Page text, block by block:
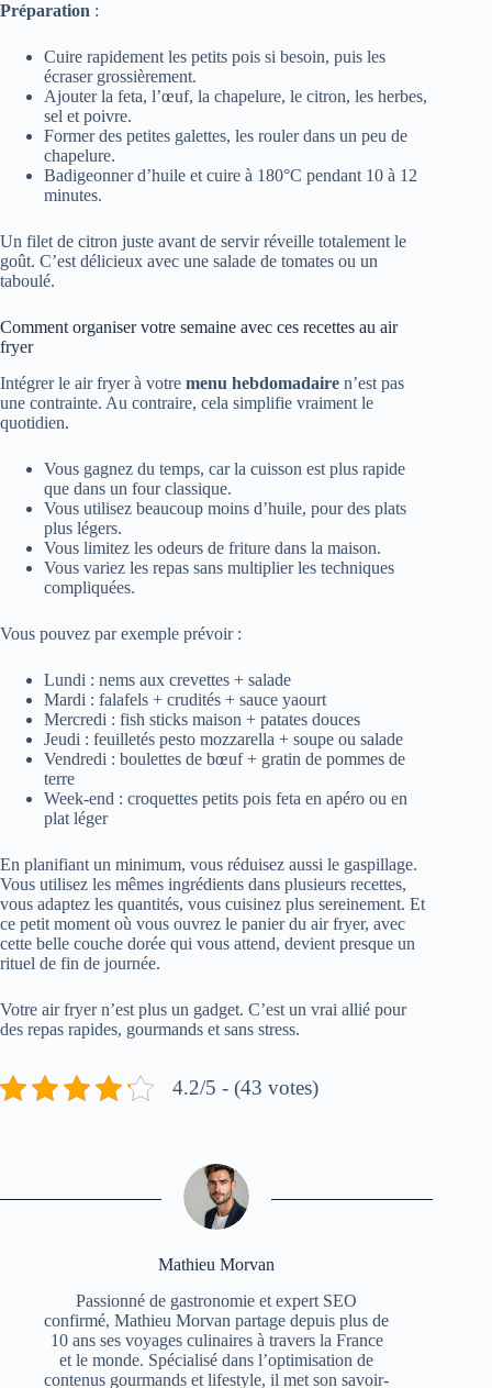
Préparation :
Cuire rapidement les petits pois si besoin, puis les
écraser grossièrement.
Ajouter la feta, l’œuf, la chapelure, le citron, les herbes,
sel et poivre.
Former des petites galettes, les rouler dans un peu de
chapelure.
Badigeonner d’huile et cuire à 180°C pendant 10 à 12
minutes.
Un filet de citron juste avant de servir réveille totalement le
goût. C’est délicieux avec une salade de tomates ou un
taboulé.
Comment organiser votre semaine avec ces recettes au air
fryer
Intégrer le air fryer à votre menu hebdomadaire n’est pas
une contrainte. Au contraire, cela simplifie vraiment le
quotidien.
Vous gagnez du temps, car la cuisson est plus rapide
que dans un four classique.
Vous utilisez beaucoup moins d’huile, pour des plats
plus légers.
Vous limitez les odeurs de friture dans la maison.
Vous variez les repas sans multiplier les techniques
compliquées.
Vous pouvez par exemple prévoir :
Lundi : nems aux crevettes + salade
Mardi : falafels + crudités + sauce yaourt
Mercredi : fish sticks maison + patates douces
Jeudi : feuilletés pesto mozzarella + soupe ou salade
Vendredi : boulettes de bœuf + gratin de pommes de
terre
Week-end : croquettes petits pois feta en apéro ou en
plat léger
En planifiant un minimum, vous réduisez aussi le gaspillage.
Vous utilisez les mêmes ingrédients dans plusieurs recettes,
vous adaptez les quantités, vous cuisinez plus sereinement. Et
ce petit moment où vous ouvrez le panier du air fryer, avec
cette belle couche dorée qui vous attend, devient presque un
rituel de fin de journée.
Votre air fryer n’est plus un gadget. C’est un vrai allié pour
des repas rapides, gourmands et sans stress.
4.2/5 - (43 votes)
Mathieu Morvan
Passionné de gastronomie et expert SEO
confirmé, Mathieu Morvan partage depuis plus de
10 ans ses voyages culinaires à travers la France
et le monde. Spécialisé dans l’optimisation de
contenus gourmands et lifestyle, il met son savoir-